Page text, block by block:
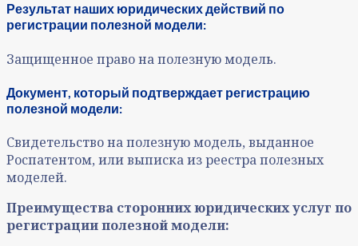
Результат наших юридических действий по
регистрации полезной модели:
Защищенное право на полезную модель.
Документ, который подтверждает регистрацию
полезной модели:
Свидетельство на полезную модель, выданное
Роспатентом, или выписка из реестра полезных
моделей.
Преимущества сторонних юридических услуг по
регистрации полезной модели: